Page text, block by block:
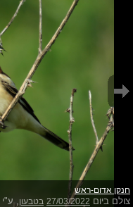
חנקן אדום-ראש
צולם ביום 27/03/2022 בטבעון, ע"י